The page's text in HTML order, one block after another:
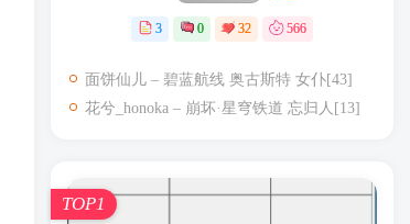
3 0 32 566
面饼仙儿 – 碧蓝航线 奥古斯特 女仆[43]
花兮_honoka – 崩坏·星穹铁道 忘归人[13]
TOP1